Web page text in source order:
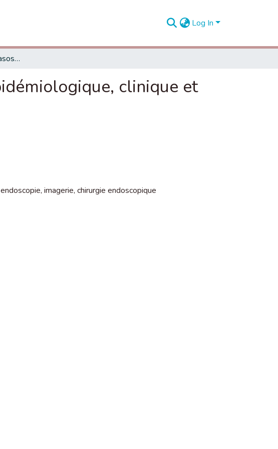
Log In
Le papillome inversé nasosinusien : profil épidémiologique, clinique et thérapeutique (à propos de 9 cas)
clinique et
endoscopie, imagerie, chirurgie endoscopique